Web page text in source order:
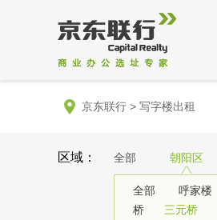
京东联行 > 写字楼出租
区域： 全部 朝阳区
全部 呼家楼
桥
三元桥